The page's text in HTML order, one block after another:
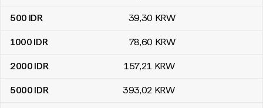
500 IDR 39,30 KRW
1000 IDR 78,60 KRW
2000 IDR 157,21 KRW
5000 IDR 393,02 KRW